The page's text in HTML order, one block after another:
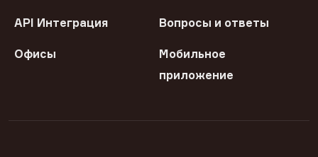
API Интеграция Вопросы и ответы
Офисы
Мобильное
приложение